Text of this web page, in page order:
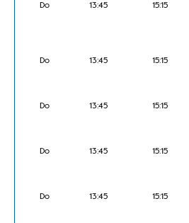
Do 13:45 15:15
Do 13:45 15:15
Do 13:45 15:15
Do 13:45 15:15
Do 13:45 15:15